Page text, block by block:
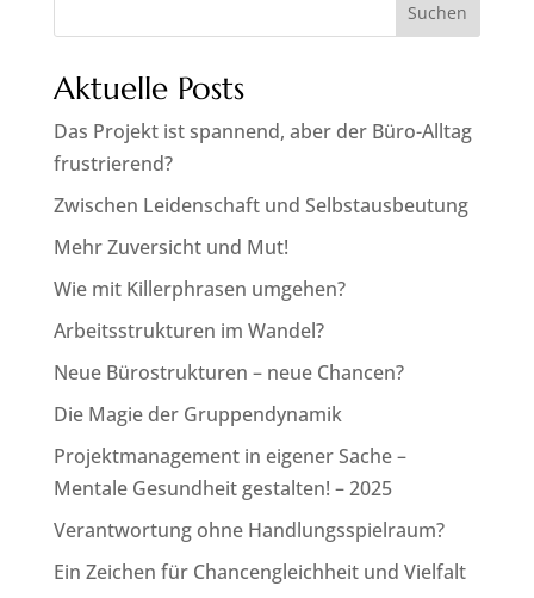
Suchen
Aktuelle Posts
Das Projekt ist spannend, aber der Büro-Alltag
frustrierend?
Zwischen Leidenschaft und Selbstausbeutung
Mehr Zuversicht und Mut!
Wie mit Killerphrasen umgehen?
Arbeitsstrukturen im Wandel?
Neue Bürostrukturen – neue Chancen?
Die Magie der Gruppendynamik
Projektmanagement in eigener Sache –
Mentale Gesundheit gestalten! – 2025
Verantwortung ohne Handlungsspielraum?
Ein Zeichen für Chancengleichheit und Vielfalt